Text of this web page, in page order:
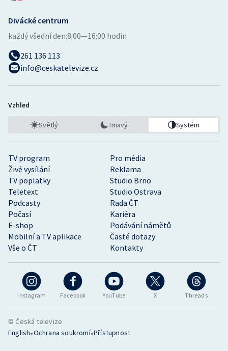
Instagram Facebook YouTube X Threads
TV program
Pro média
Živé vysílání
Reklama
TV poplatky
Studio Brno
Teletext
Studio Ostrava
Podcasty
Rada ČT
Počasí
Kariéra
E-shop
Podávání námětů
Mobilní a TV aplikace
Časté dotazy
Vše o ČT
Kontakty
Divácké centrum
každý všední den:8:00—16:00 hodin
261 136 113
info@ceskatelevize.cz
Vzhled
Světlý Tmavý Systém
© Česká televize
English•Ochrana soukromí•Přístupnost